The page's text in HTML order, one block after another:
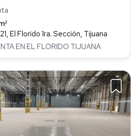
El Florido 1ra. Sección, Tijuana
EN EL FLORIDO TIJUANA